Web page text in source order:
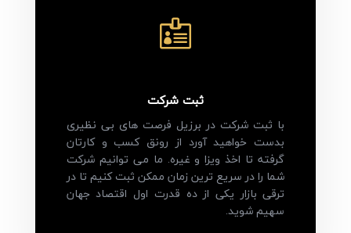

ثبت شرکت
با ثبت شرکت در برزیل فرصت های بی نظیری
بدست خواهید آورد از رونق کسب و کارتان
گرفته تا اخذ ویزا و غیره. ما می توانیم شرکت
شما را در سریع ترین زمان ممکن ثبت کنیم تا در
ترقی بازار یکی از ده قدرت اول اقتصاد جهان
سهیم شوید.